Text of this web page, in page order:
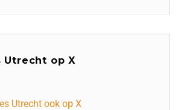
Utrecht op X
Utrecht ook op X